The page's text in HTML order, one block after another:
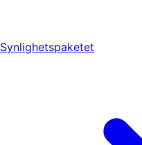
Synlighetspaketet